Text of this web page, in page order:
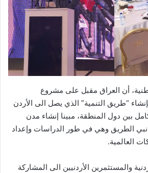
أن العراق مقبل على مشروع
“طريق التنمية” الذي يصل الى الأردن
بين دول المنطقة، مبينا إنشاء مدن
الطريق وهي في طور الدراسات وإعداد
العالمية.
والمستثمرين الأردنيين الى المشاركة